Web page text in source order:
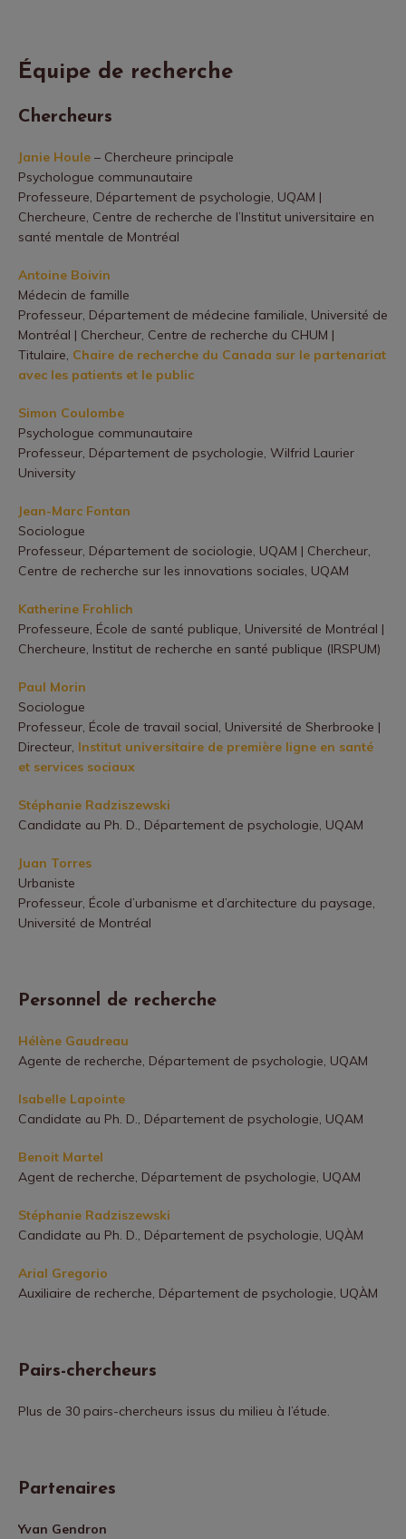
Équipe de recherche
Chercheurs
Janie Houle – Chercheure principale
Psychologue communautaire
Professeure, Département de psychologie, UQAM |
Chercheure, Centre de recherche de l’Institut universitaire en
santé mentale de Montréal
Antoine Boivin
Médecin de famille
Professeur, Département de médecine familiale, Université de
Montréal | Chercheur, Centre de recherche du CHUM |
Titulaire, Chaire de recherche du Canada sur le partenariat
avec les patients et le public
Simon Coulombe
Psychologue communautaire
Professeur, Département de psychologie, Wilfrid Laurier
University
Jean-Marc Fontan
Sociologue
Professeur, Département de sociologie, UQAM | Chercheur,
Centre de recherche sur les innovations sociales, UQAM
Katherine Frohlich
Professeure, École de santé publique, Université de Montréal |
Chercheure, Institut de recherche en santé publique (IRSPUM)
Paul Morin
Sociologue
Professeur, École de travail social, Université de Sherbrooke |
Directeur, Institut universitaire de première ligne en santé
et services sociaux
Stéphanie Radziszewski
Candidate au Ph. D., Département de psychologie, UQAM
Juan Torres
Urbaniste
Professeur, École d’urbanisme et d’architecture du paysage,
Université de Montréal
Personnel de recherche
Hélène Gaudreau
Agente de recherche, Département de psychologie, UQAM
Isabelle Lapointe
Candidate au Ph. D., Département de psychologie, UQAM
Benoit Martel
Agent de recherche, Département de psychologie, UQAM
Stéphanie Radziszewski
Candidate au Ph. D., Département de psychologie, UQÀM
Arial Gregorio
Auxiliaire de recherche, Département de psychologie, UQÀM
Pairs-chercheurs
Plus de 30 pairs-chercheurs issus du milieu à l’étude.
Partenaires
Yvan Gendron